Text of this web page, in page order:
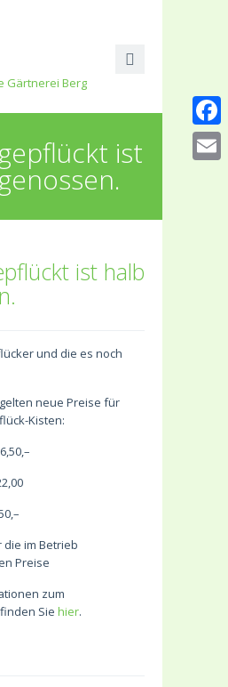
ist
ist halb
und die es noch
neue Preise für
Kisten:
die im Betrieb
Preise
zum
Sie hier.